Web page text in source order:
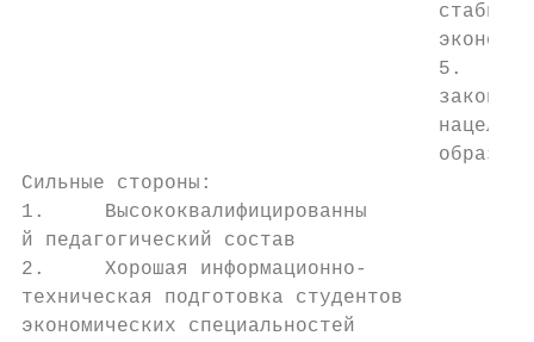
5.
Сильные стороны:
1.     Высококвалифицированны
й педагогический состав
2.     Хорошая информационно-
техническая подготовка студентов
экономических специальностей